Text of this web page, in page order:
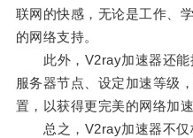
联网的快感，无论是工作、
的网络支持。
此外，V2ray加速器还能
服务器节点、设定加速等级
置，以获得更完美的网络加速
总之，V2ray加速器不仅